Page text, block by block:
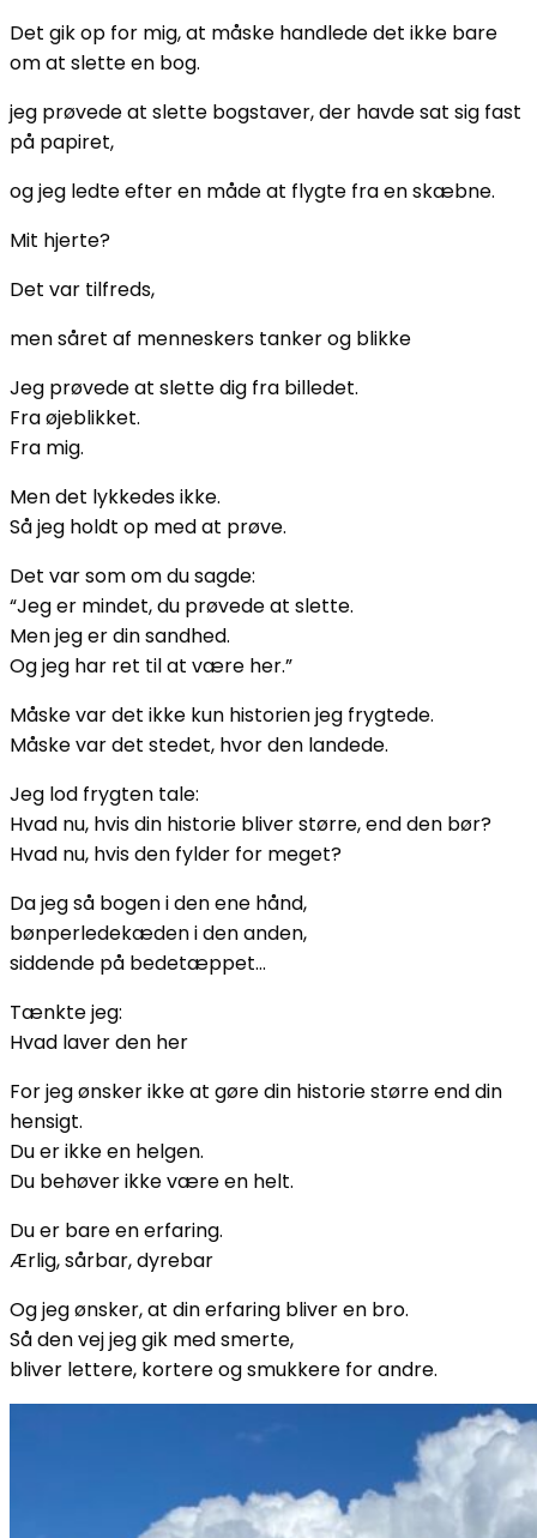
Det gik op for mig, at måske handlede det ikke bare
om at slette en bog.
jeg prøvede at slette bogstaver, der havde sat sig fast
på papiret,
og jeg ledte efter en måde at flygte fra en skæbne.
Mit hjerte?
Det var tilfreds,
men såret af menneskers tanker og blikke
Jeg prøvede at slette dig fra billedet.
Fra øjeblikket.
Fra mig.
Men det lykkedes ikke.
Så jeg holdt op med at prøve.
Det var som om du sagde:
“Jeg er mindet, du prøvede at slette.
Men jeg er din sandhed.
Og jeg har ret til at være her.”
Måske var det ikke kun historien jeg frygtede.
Måske var det stedet, hvor den landede.
Jeg lod frygten tale:
Hvad nu, hvis din historie bliver større, end den bør?
Hvad nu, hvis den fylder for meget?
Da jeg så bogen i den ene hånd,
bønperledekæden i den anden,
siddende på bedetæppet…
Tænkte jeg:
Hvad laver den her
For jeg ønsker ikke at gøre din historie større end din
hensigt.
Du er ikke en helgen.
Du behøver ikke være en helt.
Du er bare en erfaring.
Ærlig, sårbar, dyrebar
Og jeg ønsker, at din erfaring bliver en bro.
Så den vej jeg gik med smerte,
bliver lettere, kortere og smukkere for andre.